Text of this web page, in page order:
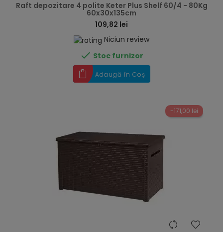
Raft depozitare 4 polite Keter Plus Shelf 60/4 - 80Kg
60x30x135cm
109,82 lei
Niciun review
 Stoc furnizor
Adaugă în Coș
-171,00 lei